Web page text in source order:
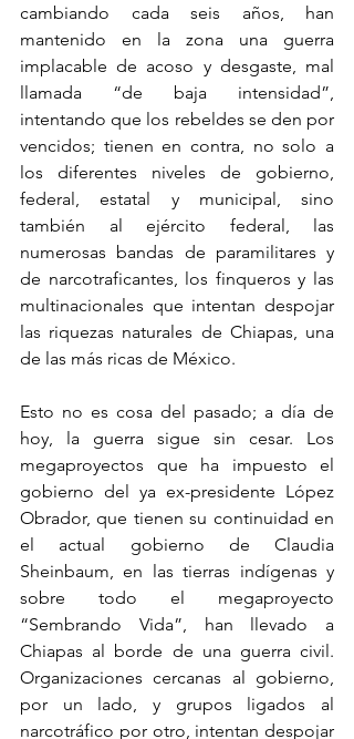
cambiando cada seis años, han
mantenido en la zona una guerra
implacable de acoso y desgaste, mal
llamada “de baja intensidad”,
intentando que los rebeldes se den por
vencidos; tienen en contra, no solo a
los diferentes niveles de gobierno,
federal, estatal y municipal, sino
también al ejército federal, las
numerosas bandas de paramilitares y
de narcotraficantes, los finqueros y las
multinacionales que intentan despojar
las riquezas naturales de Chiapas, una
de las más ricas de México.
Esto no es cosa del pasado; a día de
hoy, la guerra sigue sin cesar. Los
megaproyectos que ha impuesto el
gobierno del ya ex-presidente López
Obrador, que tienen su continuidad en
el actual gobierno de Claudia
Sheinbaum, en las tierras indígenas y
sobre todo el megaproyecto
“Sembrando Vida”, han llevado a
Chiapas al borde de una guerra civil.
Organizaciones cercanas al gobierno,
por un lado, y grupos ligados al
narcotráfico por otro, intentan despojar